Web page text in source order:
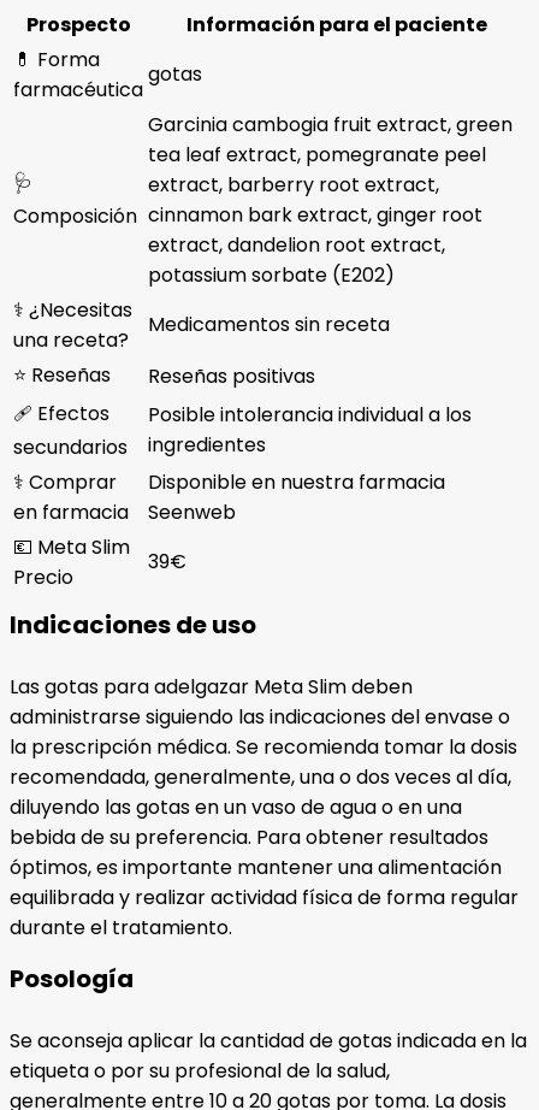
Prospecto
Información para el paciente
💊 Forma
farmacéutica
gotas
🩺
Composición
Garcinia cambogia fruit extract, green
tea leaf extract, pomegranate peel
extract, barberry root extract,
cinnamon bark extract, ginger root
extract, dandelion root extract,
potassium sorbate (E202)
⚕️ ¿Necesitas
una receta?
Medicamentos sin receta
⭐ Reseñas
Reseñas positivas
🩹 Efectos
secundarios
Posible intolerancia individual a los
ingredientes
⚕️ Comprar
en farmacia
Disponible en nuestra farmacia
Seenweb
💶 Meta Slim
Precio
39€
Indicaciones de uso
Las gotas para adelgazar Meta Slim deben
administrarse siguiendo las indicaciones del envase o
la prescripción médica. Se recomienda tomar la dosis
recomendada, generalmente, una o dos veces al día,
diluyendo las gotas en un vaso de agua o en una
bebida de su preferencia. Para obtener resultados
óptimos, es importante mantener una alimentación
equilibrada y realizar actividad física de forma regular
durante el tratamiento.
Posología
Se aconseja aplicar la cantidad de gotas indicada en la
etiqueta o por su profesional de la salud,
generalmente entre 10 a 20 gotas por toma. La dosis